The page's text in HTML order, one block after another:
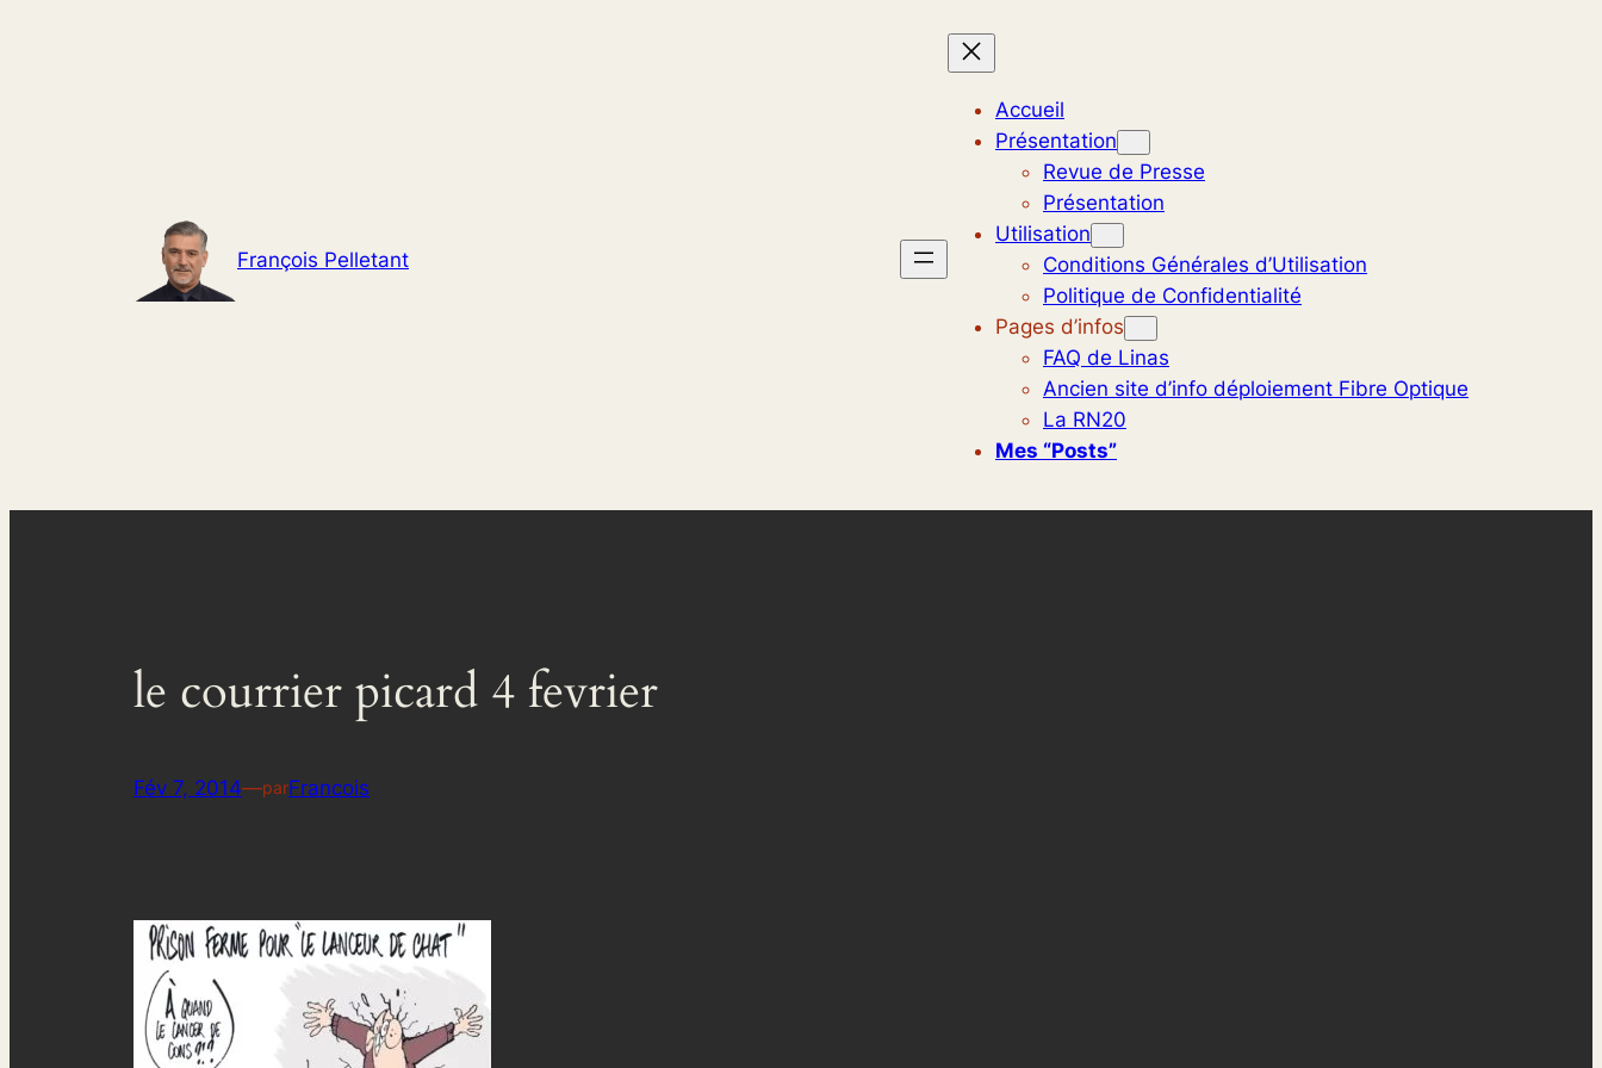
François Pelletant
Accueil
Présentation
Revue de Presse
Présentation
Utilisation
Conditions Générales d’Utilisation
Politique de Confidentialité
Pages d’infos
FAQ de Linas
Ancien site d’info déploiement Fibre Optique
La RN20
Mes “posts”
le courrier picard 4 fevrier
Fév 7, 2014—parFrancois